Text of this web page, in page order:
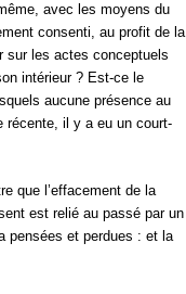
avec les moyens du
consenti, au profit de la
sur les actes conceptuels
intérieur ? Est-ce le
aucune présence au
récente, il y a eu un court-
que l’effacement de la
est relié au passé par un
pensées et perdues : et la